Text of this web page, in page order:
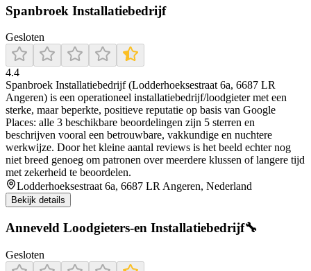
Spanbroek Installatiebedrijf
Gesloten
4.4
Spanbroek Installatiebedrijf (Lodderhoeksestraat 6a, 6687 LR
Angeren) is een operationeel installatiebedrijf/loodgieter met een
sterke, maar beperkte, positieve reputatie op basis van Google
Places: alle 3 beschikbare beoordelingen zijn 5 sterren en
beschrijven vooral een betrouwbare, vakkundige en nuchtere
werkwijze. Door het kleine aantal reviews is het beeld echter nog
niet breed genoeg om patronen over meerdere klussen of langere tijd
met zekerheid te beoordelen.
Lodderhoeksestraat 6a, 6687 LR Angeren, Nederland
Bekijk details
Anneveld Loodgieters-en Installatiebedrijf🔧
Gesloten